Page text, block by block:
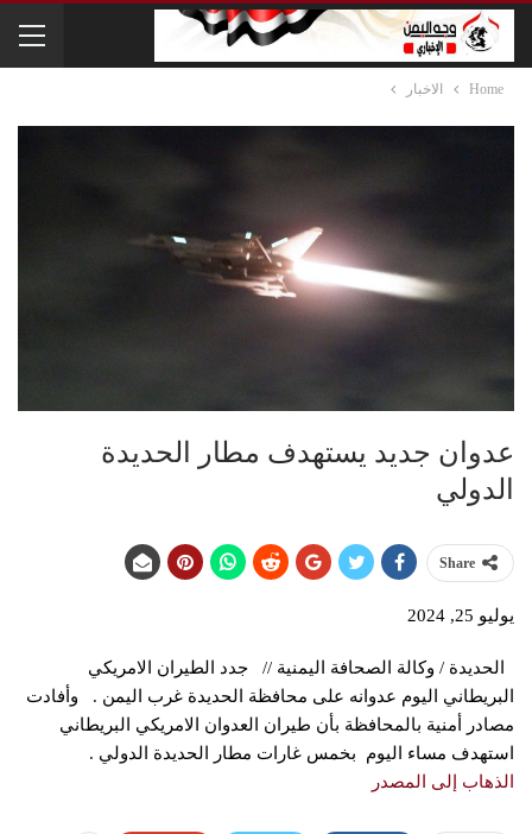
Home الاخبار
عدوان جديد يستهدف مطار الحديدة
الدولي
Share
يوليو 25, 2024
الحديدة / وكالة الصحافة اليمنية // جدد الطيران الامريكي
البريطاني اليوم عدوانه على محافظة الحديدة غرب اليمن . وأفادت
مصادر أمنية بالمحافظة بأن طيران العدوان الامريكي البريطاني
استهدف مساء اليوم بخمس غارات مطار الحديدة الدولي .
الذهاب إلى المصدر